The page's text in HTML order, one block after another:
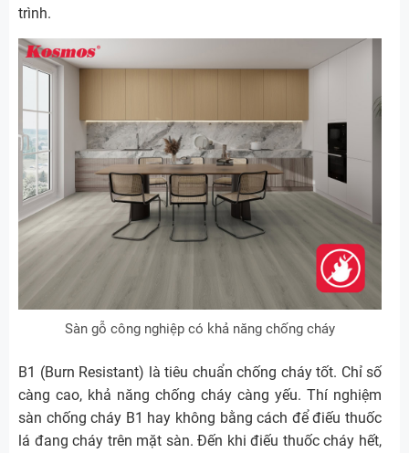
trình.
Sàn gỗ công nghiệp có khả năng chống cháy
B1 (Burn Resistant) là tiêu chuẩn chống cháy tốt. Chỉ số
càng cao, khả năng chống cháy càng yếu. Thí nghiệm
sàn chống cháy B1 hay không bằng cách để điếu thuốc
lá đang cháy trên mặt sàn. Đến khi điếu thuốc cháy hết,